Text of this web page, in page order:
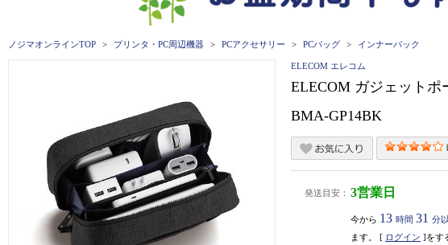
ノジマオンラインTOP プリンタ・PC周辺機器 PCアクセサリー PCバッグ インナーバック
ELECOM エレコム
ELECOM ガジェット
BMA-GP14BK
発送目安： 3営業日
今から 13 時間 31 分
ます。 [ ログイン ]をす